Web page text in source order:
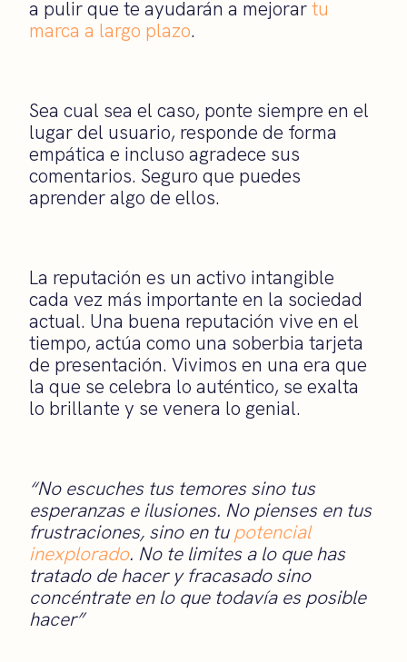
a pulir que te ayudarán a mejorartu
marca a largo plazo.
Sea cual sea el caso, ponte siempre en el
lugar del usuario, responde de forma
empática e incluso agradece sus
comentarios. Seguro que puedes
aprender algo de ellos.
La reputación es un activo intangible
cada vez más importante en la sociedad
actual. Una buena reputación vive en el
tiempo, actúa como una soberbia tarjeta
de presentación. Vivimos en una era que
la que se celebra lo auténtico, se exalta
lo brillante y se venera lo genial.
“No escuches tus temores sino tus
esperanzas e ilusiones. No pienses en tus
frustraciones, sino en tupotencial
inexplorado. No te limites a lo que has
tratado de hacer y fracasado sino
concéntrate en lo que todavía es posible
hacer”